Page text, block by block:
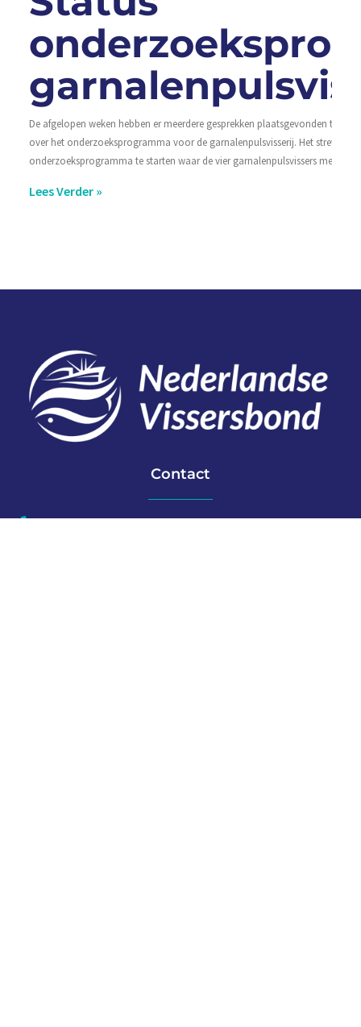
De afgelopen weken hebben er meerdere gesprekken plaatsgevonden
over het onderzoeksprogramma voor de garnalenpulsvisserij. Het streven is
onderzoeksprogramma te starten waar de vier garnalenpulsvissers met Nb-
Lees Verder »
Contact